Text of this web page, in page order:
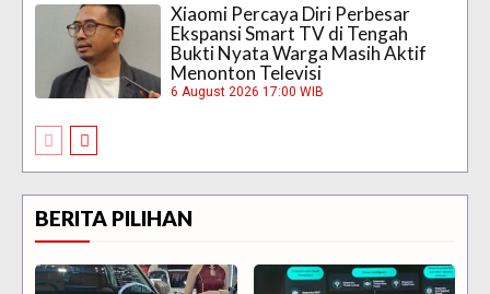
Xiaomi Percaya Diri Perbesar
Ekspansi Smart TV di Tengah
Bukti Nyata Warga Masih Aktif
Menonton Televisi
6 August 2026 17:00 WIB
BERITA PILIHAN